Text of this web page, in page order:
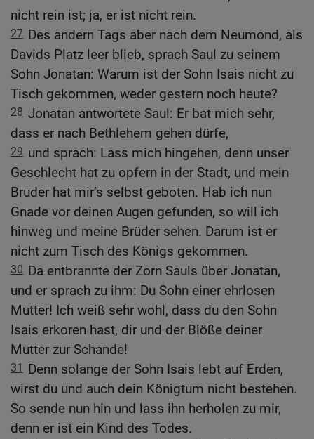
nicht rein ist; ja, er ist nicht rein.
27 Des andern Tags aber nach dem Neumond, als
Davids Platz leer blieb, sprach Saul zu seinem
Sohn Jonatan: Warum ist der Sohn Isais nicht zu
Tisch gekommen, weder gestern noch heute?
28 Jonatan antwortete Saul: Er bat mich sehr,
dass er nach Bethlehem gehen dürfe,
29 und sprach: Lass mich hingehen, denn unser
Geschlecht hat zu opfern in der Stadt, und mein
Bruder hat mir’s selbst geboten. Hab ich nun
Gnade vor deinen Augen gefunden, so will ich
hinweg und meine Brüder sehen. Darum ist er
nicht zum Tisch des Königs gekommen.
30 Da entbrannte der Zorn Sauls über Jonatan,
und er sprach zu ihm: Du Sohn einer ehrlosen
Mutter! Ich weiß sehr wohl, dass du den Sohn
Isais erkoren hast, dir und der Blöße deiner
Mutter zur Schande!
31
Denn solange der Sohn Isais lebt auf Erden,
wirst du und auch dein Königtum nicht bestehen.
So sende nun hin und lass ihn herholen zu mir,
denn er ist ein Kind des Todes.